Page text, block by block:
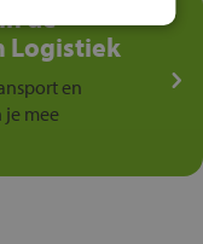
de
Logistiek
en
je mee